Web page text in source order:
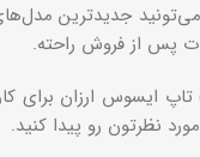
جدیدترین
پس از فروش راحته.
ایسوس ارزان برای
نظرتون رو پیدا کنید.